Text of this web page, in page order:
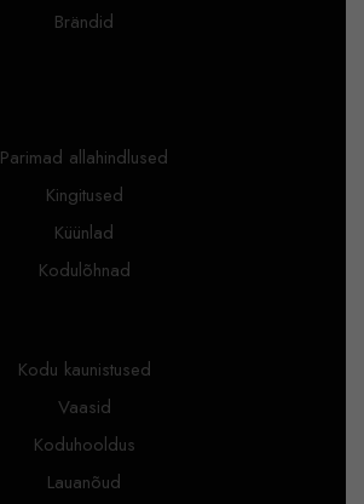
Brändid
Parimad allahindlused
Kingitused
Küünlad
Kodulõhnad
Kodu kaunistused
Vaasid
Koduhooldus
Lauanõud